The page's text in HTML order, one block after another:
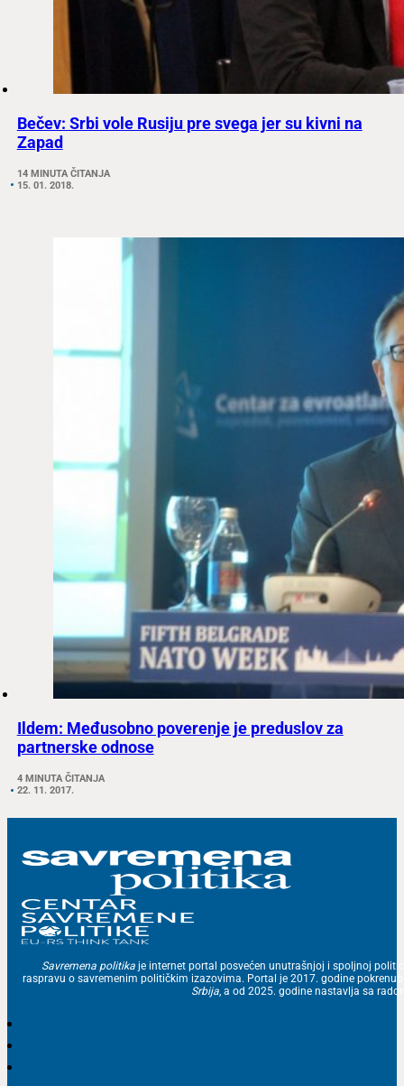
Bečev: Srbi vole Rusiju pre svega jer su kivni na
Zapad
14 MINUTA ČITANJA
15. 01. 2018.
Ildem: Međusobno poverenje je preduslov za
partnerske odnose
4 MINUTA ČITANJA
22. 11. 2017.
Savremena politika je internet portal posvećen unutrašnjoj i spoljnoj
raspravu o savremenim političkim izazovima. Portal je 2017. godine
Srbija , a od 2025. godine nastavlja sa